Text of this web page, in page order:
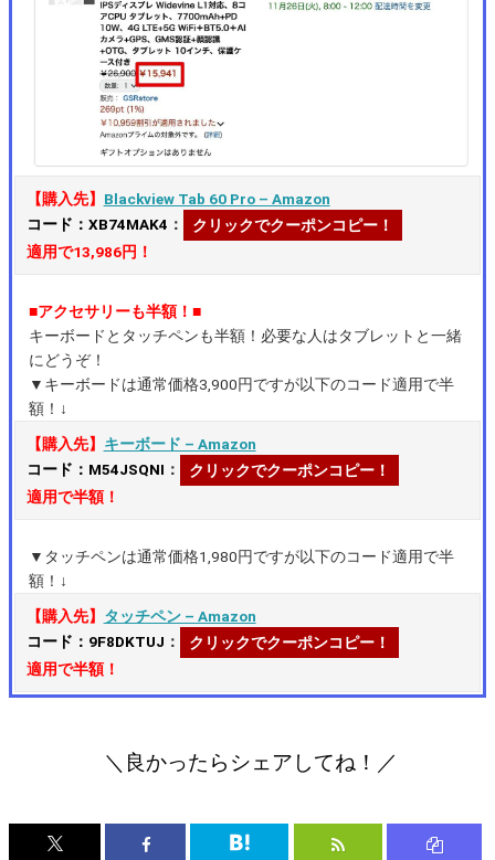
【購入先】 Blackview Tab 60 Pro – Amazon
コード：XB74MAK4 ：
クリックでクーポンコピー！
適用で13,986円！
■アクセサリーも半額！■
キーボードとタッチペンも半額！必要な人はタブレットと一緒
にどうぞ！
▼キーボードは通常価格3,900円ですが以下のコード適用で半
額！↓
【購入先】 キーボード – Amazon
コード：M54JSQNI ：
クリックでクーポンコピー！
適用で半額！
▼タッチペンは通常価格1,980円ですが以下のコード適用で半
額！↓
【購入先】 タッチペン – Amazon
コード：9F8DKTUJ ：
クリックでクーポンコピー！
適用で半額！
＼良かったらシェアしてね！／